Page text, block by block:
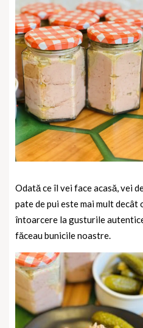
Odată ce îl vei face acasă, vei
pate de pui este mai mult decât
întoarcere la gusturile
făceau bunicile noastre.